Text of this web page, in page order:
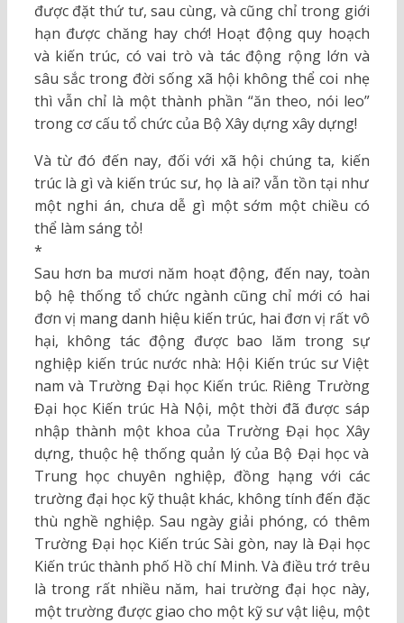
được đặt thứ tư, sau cùng, và cũng chỉ trong giới
hạn được chăng hay chớ! Hoạt động quy hoạch
và kiến trúc, có vai trò và tác động rộng lớn và
sâu sắc trong đời sống xã hội không thể coi nhẹ
thì vẫn chỉ là một thành phần “ăn theo, nói leo”
trong cơ cấu tổ chức của Bộ Xây dựng xây dựng!
Và từ đó đến nay, đối với xã hội chúng ta, kiến
trúc là gì và kiến trúc sư, họ là ai? vẫn tồn tại như
một nghi án, chưa dễ gì một sớm một chiều có
thể làm sáng tỏ!
*
Sau hơn ba mươi năm hoạt động, đến nay, toàn
bộ hệ thống tổ chức ngành cũng chỉ mới có hai
đơn vị mang danh hiệu kiến trúc, hai đơn vị rất vô
hại, không tác động được bao lăm trong sự
nghiệp kiến trúc nước nhà: Hội Kiến trúc sư Việt
nam và Trường Đại học Kiến trúc. Riêng Trường
Đại học Kiến trúc Hà Nội, một thời đã được sáp
nhập thành một khoa của Trường Đại học Xây
dựng, thuộc hệ thống quản lý của Bộ Đại học và
Trung học chuyên nghiệp, đồng hạng với các
trường đại học kỹ thuật khác, không tính đến đặc
thù nghề nghiệp. Sau ngày giải phóng, có thêm
Trường Đại học Kiến trúc Sài gòn, nay là Đại học
Kiến trúc thành phố Hồ chí Minh. Và điều trớ trêu
là trong rất nhiều năm, hai trường đại học này,
một trường được giao cho một kỹ sư vật liệu, một